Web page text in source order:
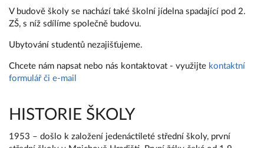
V budově školy se nachází také školní jídelna spadající pod 2.
ZŠ, s níž sdílíme společně budovu.
Ubytování studentů nezajišťujeme.
Chcete nám napsat nebo nás kontaktovat - využijte kontaktní
formulář či e-mail
HISTORIE ŠKOLY
1953 – došlo k založení jedenáctileté střední školy, první